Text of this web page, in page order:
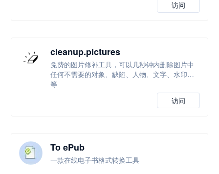
访问
cleanup.pictures
免费的图片修补工具，可以几秒钟内删除图片中
任何不需要的对象、缺陷、人物、文字、水印等
等
访问
To ePub
一款在线电子书格式转换工具